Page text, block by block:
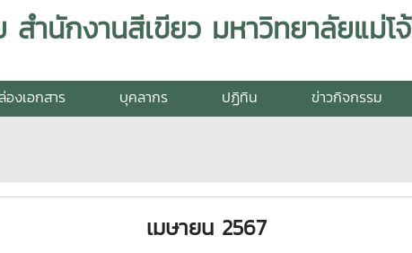
ำนักงานสีเขียว มหาวิทยาลัยแม่โจ้
องเอกสาร บุคลากร ปฏิทิน ข่าวกิจกรรม
เมษายน 2567